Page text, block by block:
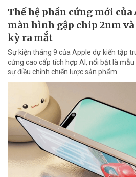
Thế hệ phần cứng mới của
màn hình gập chip 2nm
kỳ ra mắt
Sự kiện tháng 9 của Apple dự kiến tập
cứng cao cấp tích hợp AI, nổi bật là
sự điều chỉnh chiến lược sản phẩm.